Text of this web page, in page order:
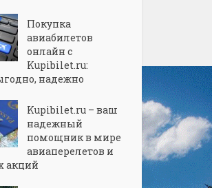
Покупка
авиабилетов
онлайн с
Kupibilet.ru:
надежно
Kupibilet.ru – ваш
надежный
помощник в мире
авиаперелетов и
акций